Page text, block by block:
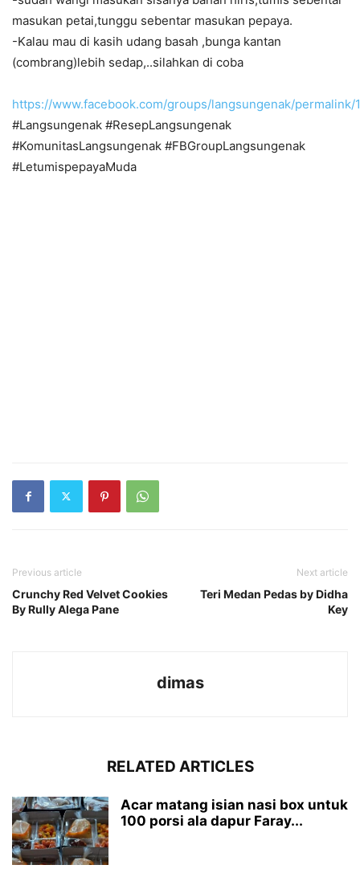
masukan petai,tunggu sebentar masukan pepaya.
-Kalau mau di kasih udang basah ,bunga kantan
(combrang)lebih sedap,..silahkan di coba
https://www.facebook.com/groups/langsungenak/permalink/
#Langsungenak #ResepLangsungenak
#KomunitasLangsungenak #FBGroupLangsungenak
#LetumispepayaMuda
Previous article
Crunchy Red Velvet Cookies
By Rully Alega Pane
Next article
Teri Medan Pedas by Didha
Key
dimas
RELATED ARTICLES
Acar matang isian nasi box untuk
100 porsi ala dapur Faray...